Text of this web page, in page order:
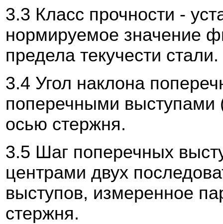
3.3 Класс прочности -
нормируемое значение
предела текучести стали.
3.4 Угол наклона
поперечными
осью стержня.
3.5 Шаг поперечных
центрами двух
выступов, измеренное
стержня.